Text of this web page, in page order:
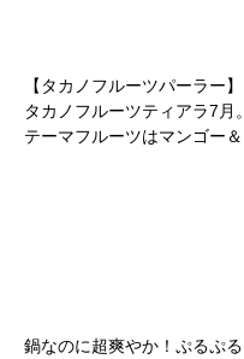
【タカノフルーツパーラー】
タカノフルーツティアラ7月。
テーマフルーツはマンゴー＆
鍋なのに超爽やか！ぷるぷる